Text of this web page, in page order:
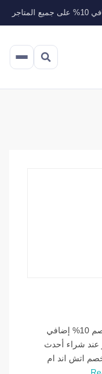
كود خصم اتش اند ام (H&M) الفعال – خصم 10% إضافي
عند شراء أحدث
اتش اند ام